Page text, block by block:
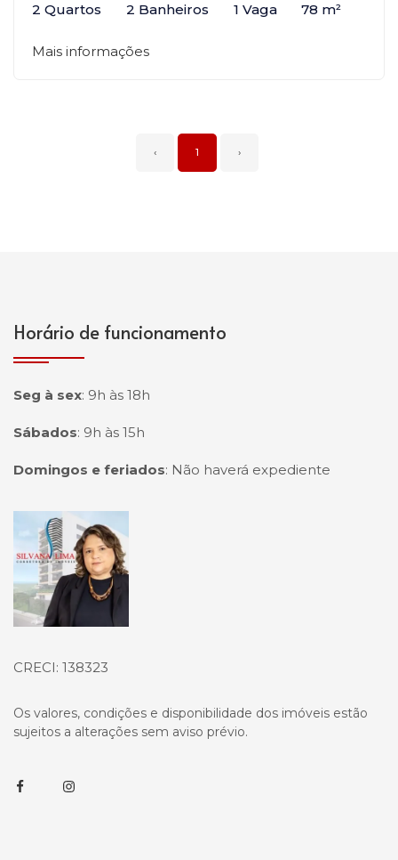
2 Quartos 2 Banheiros 1 Vaga 78 m²
Mais informações
‹ 1 ›
Horário de funcionamento
Seg à sex: 9h às 18h
Sábados: 9h às 15h
Domingos e feriados: Não haverá expediente
Página inicial
CRECI: 138323
Os valores, condições e disponibilidade dos imóveis estão
sujeitos a alterações sem aviso prévio.
FacebookInstagram